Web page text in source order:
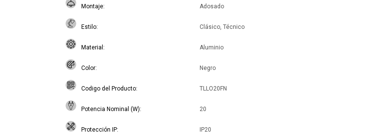
Montaje Adosado
Estilo Clásico, Técnico
Material Aluminio
Color Negro
Codigo del Producto TLLO20FN
Potencia Nominal (W) 20
Protección IP IP20